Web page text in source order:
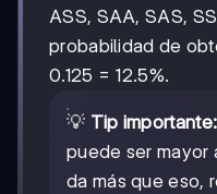
ASS, SAA, SAS,
probabilidad de
0.125 = 12.5%.
💡 Tip importante:
puede ser mayor
da más que eso,